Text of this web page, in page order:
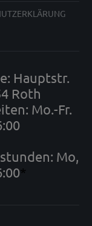
Hauptstr.
Roth
Mo.-Fr.
Mo,
*